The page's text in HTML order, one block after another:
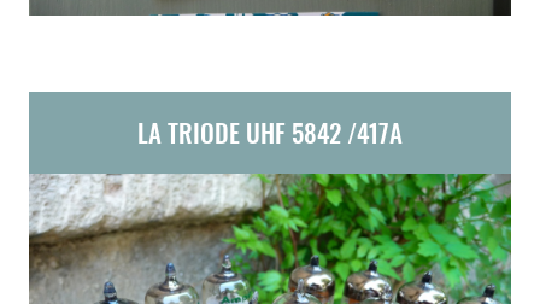
LA TRIODE UHF 5842 /417A